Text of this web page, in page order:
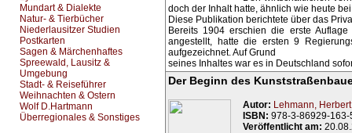
Mundart & Dialekte
Natur- & Tierbücher
Niederlausitzer Studien
Postkarten
Sagen & Märchenhaftes
Spreewald, Lausitz &
Umgebung
Stadt- & Reiseführer
Weihnachten & Ostern
Wolf D.Hartmann
Überregionales & Sonstiges
doch der Inhalt hatte, ähnlich wie heute
Diese Publikation berichtete über das
Bereits 1904 erschien die erste
angestellt, hatte die ersten 9
aufgezeichnet. Auf Grund
seines Inhaltes war es in Deutschland
Der Beginn des
Autor: Lehmann, Herbert
ISBN: 978-3-86929-163-
Veröffentlicht am: